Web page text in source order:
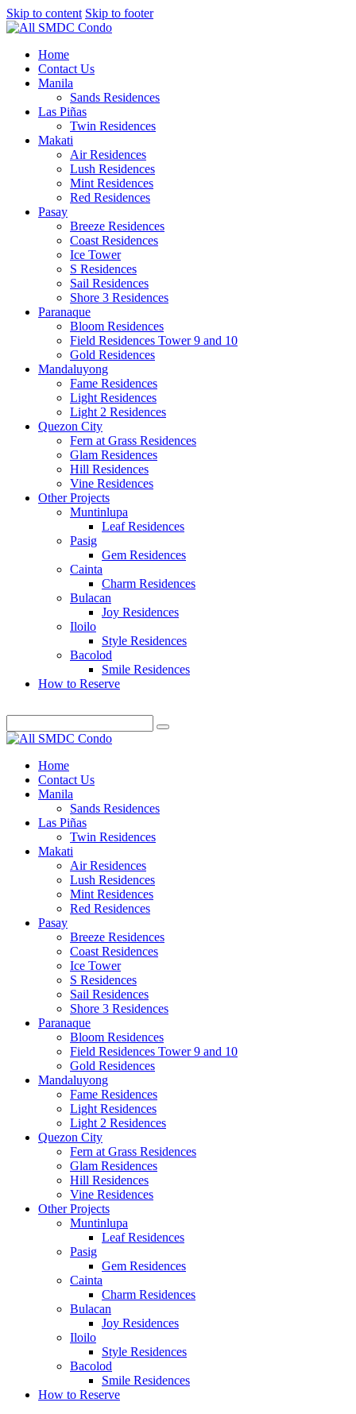
Skip to content Skip to footer
Home
Contact Us
Manila
Sands Residences
Las Piñas
Twin Residences
Makati
Air Residences
Lush Residences
Mint Residences
Red Residences
Pasay
Breeze Residences
Coast Residences
Ice Tower
S Residences
Sail Residences
Shore 3 Residences
Paranaque
Bloom Residences
Field Residences Tower 9 and 10
Gold Residences
Mandaluyong
Fame Residences
Light Residences
Light 2 Residences
Quezon City
Fern at Grass Residences
Glam Residences
Hill Residences
Vine Residences
Other Projects
Muntinlupa
Leaf Residences
Pasig
Gem Residences
Cainta
Charm Residences
Bulacan
Joy Residences
Iloilo
Style Residences
Bacolod
Smile Residences
How to Reserve
Home
Contact Us
Manila
Sands Residences
Las Piñas
Twin Residences
Makati
Air Residences
Lush Residences
Mint Residences
Red Residences
Pasay
Breeze Residences
Coast Residences
Ice Tower
S Residences
Sail Residences
Shore 3 Residences
Paranaque
Bloom Residences
Field Residences Tower 9 and 10
Gold Residences
Mandaluyong
Fame Residences
Light Residences
Light 2 Residences
Quezon City
Fern at Grass Residences
Glam Residences
Hill Residences
Vine Residences
Other Projects
Muntinlupa
Leaf Residences
Pasig
Gem Residences
Cainta
Charm Residences
Bulacan
Joy Residences
Iloilo
Style Residences
Bacolod
Smile Residences
How to Reserve